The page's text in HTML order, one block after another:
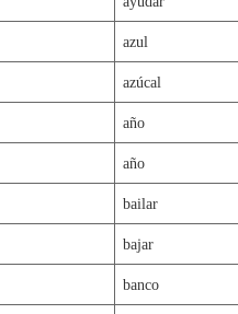
azul
azúcal
año
año
bailar
bajar
banco